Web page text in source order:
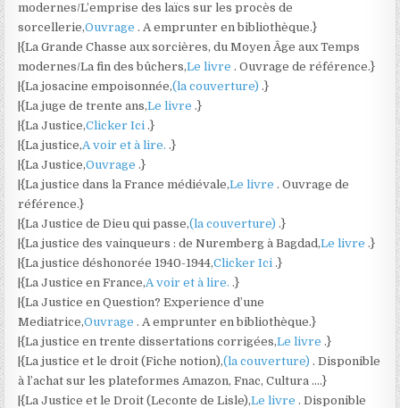
modernes/L’emprise des laïcs sur les procès de
sorcellerie,Ouvrage . A emprunter en bibliothèque.}
|{La Grande Chasse aux sorcières, du Moyen Âge aux Temps
modernes/La fin des bûchers,Le livre . Ouvrage de référence.}
|{La josacine empoisonnée,(la couverture) .}
|{La juge de trente ans,Le livre .}
|{La Justice,Clicker Ici .}
|{La justice,A voir et à lire. .}
|{La Justice,Ouvrage .}
|{La justice dans la France médiévale,Le livre . Ouvrage de
référence.}
|{La Justice de Dieu qui passe,(la couverture) .}
|{La justice des vainqueurs : de Nuremberg à Bagdad,Le livre .}
|{La justice déshonorée 1940-1944,Clicker Ici .}
|{La Justice en France,A voir et à lire. .}
|{La Justice en Question? Experience d’une
Mediatrice,Ouvrage . A emprunter en bibliothèque.}
|{La justice en trente dissertations corrigées,Le livre .}
|{La justice et le droit (Fiche notion),(la couverture) . Disponible
à l’achat sur les plateformes Amazon, Fnac, Cultura ….}
|{La Justice et le Droit (Leconte de Lisle),Le livre . Disponible